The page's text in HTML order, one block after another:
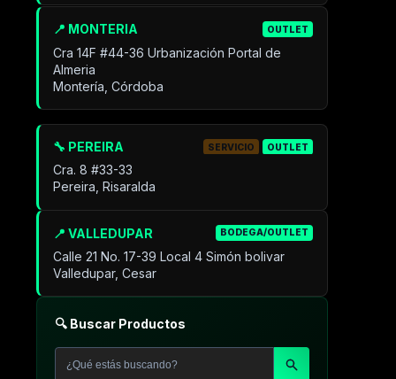
📍 MONTERIA OUTLET
Cra 14F #44-36 Urbanización Portal de
Almeria
Montería, Córdoba
📍 VALLEDUPAR BODEGA/OUTLET
Calle 21 No. 17-39 Local 4 Simón bolivar
Valledupar, Cesar
🔧 PEREIRA SERVICIO OUTLET
Cra. 8 #33-33
Pereira, Risaralda
🔍 Buscar Productos